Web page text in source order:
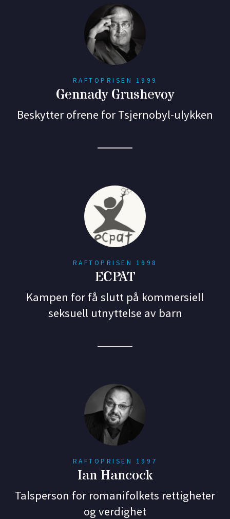
RAFTOPRISEN 1999
Gennady Grushevoy
Beskytter ofrene for Tsjernobyl-ulykken
RAFTOPRISEN 1998
ECPAT
Kampen for få slutt på kommersiell
seksuell utnyttelse av barn
RAFTOPRISEN 1997
Ian Hancock
Talsperson for romanifolkets rettigheter
og verdighet